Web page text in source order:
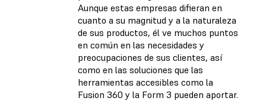
Aunque estas empresas difieran en
cuanto a su magnitud y a la naturaleza
de sus productos, él ve muchos puntos
en común en las necesidades y
preocupaciones de sus clientes, así
como en las soluciones que las
herramientas accesibles como la
Fusion 360 y la Form 3 pueden aportar.